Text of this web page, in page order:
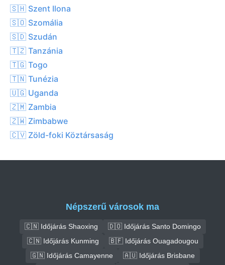
🇸🇭 Szent Ilona
🇸🇴 Szomália
🇸🇩 Szudán
🇹🇿 Tanzánia
🇹🇬 Togo
🇹🇳 Tunézia
🇺🇬 Uganda
🇿🇲 Zambia
🇿🇼 Zimbabwe
🇨🇻 Zöld-foki Köztársaság
Népszerű városok ma
🇨🇳 Időjárás Shaoxing
🇩🇴 Időjárás Santo Domingo
🇨🇳 Időjárás Kunming
🇧🇫 Időjárás Ouagadougou
🇬🇳 Időjárás Camayenne
🇦🇺 Időjárás Brisbane